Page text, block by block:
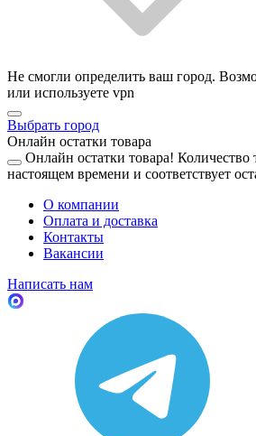
Не смогли определить ваш город.
или используете vpn
Выбрать город
Онлайн остатки товара
Онлайн остатки товара! Количество
настоящем времени и соответствует
О компании
Оплата и доставка
Контакты
Вакансии
Написать нам